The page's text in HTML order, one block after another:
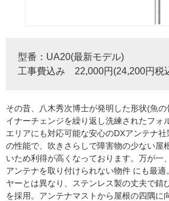
型番：UA20(最新モデル)
工事費込み 22,000円(24,200円税
その昔、八木秀次博士が発明した形状(魚
イナーチェンジを繰り返し洗練されたフォ
エリアにも対応可能な安心のDXアンテナ
の性能で、吹きさらしで障害物の少ない屋
いため利得が高くなっております。万が一
アンテナを取り付けられない物件 にも最
ヤーとは異なり、ステンレス製の丈夫で錆
を採用。アンテナマストから屋根の四隅に